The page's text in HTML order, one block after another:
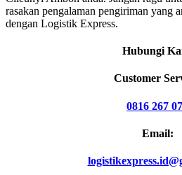
rasakan pengalaman pengiriman yang
dengan Logistik Express.
Hubungi
Customer
0816 267
Email: